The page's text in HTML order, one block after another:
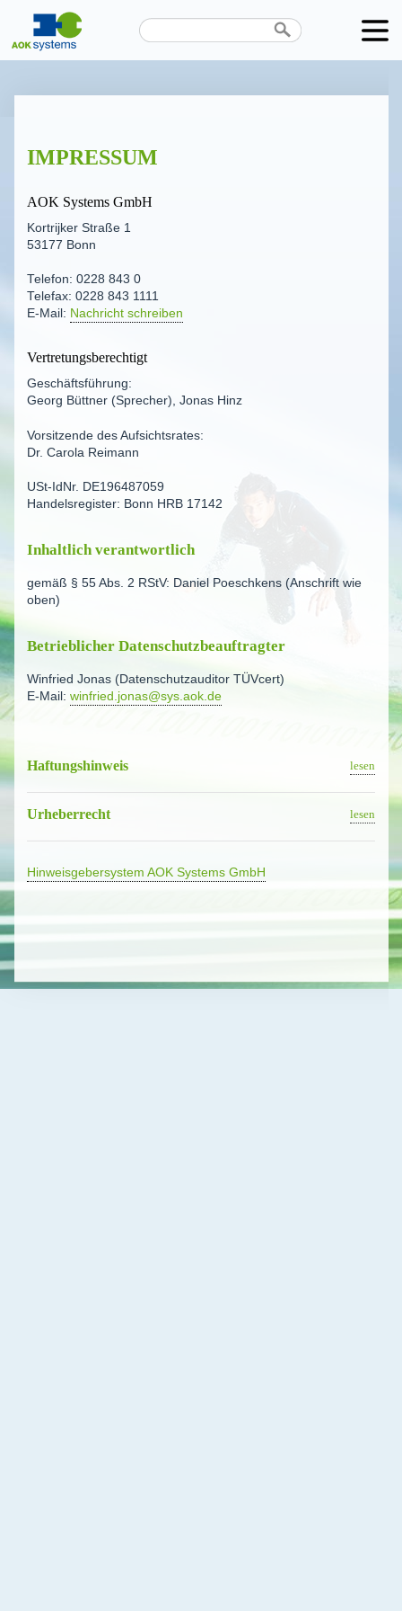
IMPRESSUM
AOK Systems GmbH
Kortrijker Straße 1
53177 Bonn
Telefon: 0228 843 0
Telefax: 0228 843 1111
E-Mail: Nachricht schreiben
Vertre­tungs­be­rechtigt
Geschäfts­führung:
Georg Büttner (Sprecher), Jonas Hinz
Vorsitzende des Aufsichtsrates:
Dr. Carola Reimann
USt-IdNr. DE196487059
Handels­re­gister: Bonn HRB 17142
Inhaltlich verant­wortlich
gemäß § 55 Abs. 2 RStV: Daniel Poeschkens (Anschrift wie
oben)
Betrieb­licher Datenschutz­be­auf­tragter
Winfried Jonas (Datenschutzauditor TÜVcert)
E-Mail: winfried.jonas@sys.aok.de
lesen
Haftungs­hinweis
lesen
Urheberrecht
Hinweis­ge­ber­system AOK Systems GmbH